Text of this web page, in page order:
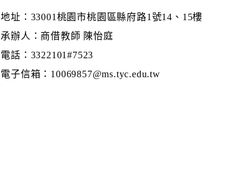
地址：33001桃園市桃園區縣府路1號14、15樓
承辦人：商借教師 陳怡庭
電話：3322101#7523
電子信箱：10069857@ms.tyc.edu.tw